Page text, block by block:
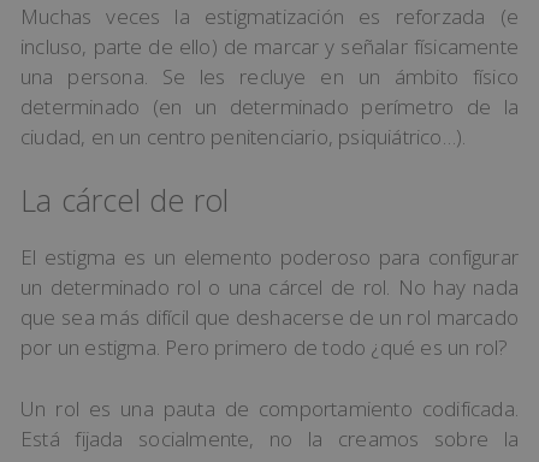
Muchas veces la estigmatización es reforzada (e
incluso, parte de ello) de marcar y señalar físicamente
una persona. Se les recluye en un ámbito físico
determinado (en un determinado perímetro de la
ciudad, en un centro penitenciario, psiquiátrico…).
La cárcel de rol
El estigma es un elemento poderoso para configurar
un determinado rol o una cárcel de rol. No hay nada
que sea más difícil que deshacerse de un rol marcado
por un estigma. Pero primero de todo ¿qué es un rol?
Un rol es una pauta de comportamiento codificada.
Está fijada socialmente, no la creamos sobre la